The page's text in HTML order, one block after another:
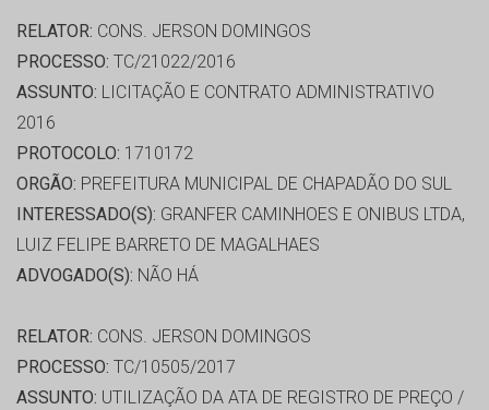
RELATOR: CONS. JERSON DOMINGOS
PROCESSO: TC/21022/2016
ASSUNTO: LICITAÇÃO E CONTRATO ADMINISTRATIVO
2016
PROTOCOLO: 1710172
ORGÃO: PREFEITURA MUNICIPAL DE CHAPADÃO DO SUL
INTERESSADO(S): GRANFER CAMINHOES E ONIBUS LTDA,
LUIZ FELIPE BARRETO DE MAGALHAES
ADVOGADO(S): NÃO HÁ
RELATOR: CONS. JERSON DOMINGOS
PROCESSO: TC/10505/2017
ASSUNTO: UTILIZAÇÃO DA ATA DE REGISTRO DE PREÇO /